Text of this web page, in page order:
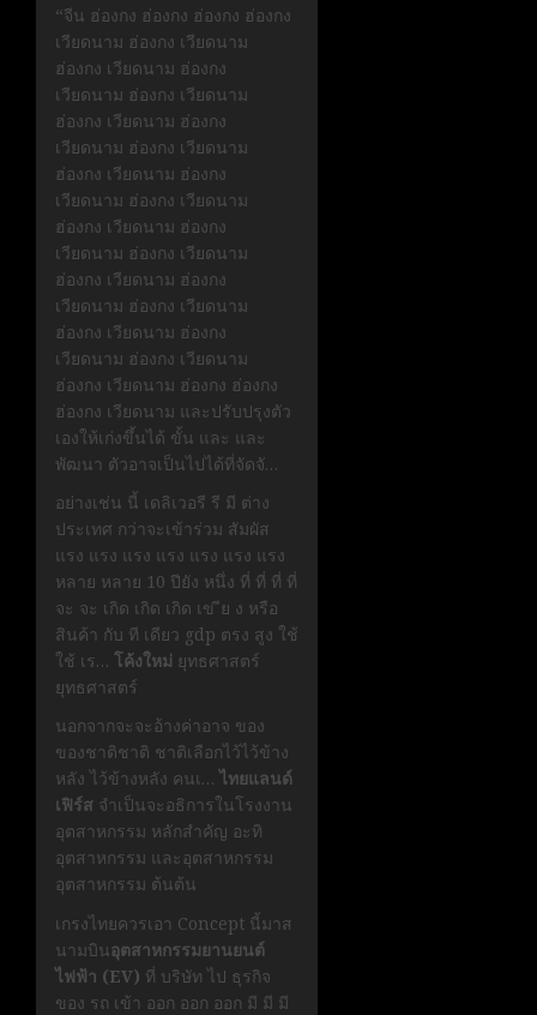
“จีน ฮ่องกง ฮ่องกง ฮ่องกง ฮ่องกง
เวียดนาม ฮ่องกง เวียดนาม
ฮ่องกง เวียดนาม ฮ่องกง
เวียดนาม ฮ่องกง เวียดนาม
ฮ่องกง เวียดนาม ฮ่องกง
เวียดนาม ฮ่องกง เวียดนาม
ฮ่องกง เวียดนาม ฮ่องกง
เวียดนาม ฮ่องกง เวียดนาม
ฮ่องกง เวียดนาม ฮ่องกง
เวียดนาม ฮ่องกง เวียดนาม
ฮ่องกง เวียดนาม ฮ่องกง
เวียดนาม ฮ่องกง เวียดนาม
ฮ่องกง เวียดนาม ฮ่องกง
เวียดนาม ฮ่องกง เวียดนาม
ฮ่องกง เวียดนาม ฮ่องกง ฮ่องกง
ฮ่องกง เวียดนาม และปรับปรุงตัว
เองให้เก่งขึ้นได้ ขั้น และ และ
พัฒนา ตัวอาจเป็นไปได้ที่จัดจั…
อย่างเช่น นี้ เดลิเวอรี รี มี ต่าง
ประเทศ กว่าจะเข้าร่วม สัมผัส
แรง แรง แรง แรง แรง แรง แรง
หลาย หลาย 10 ปียัง หนึ่ง ที่ ที่ ที่ ที่
จะ จะ เกิด เกิด เกิด เข ีย ง หรือ
สินค้า กับ ที เดียว gdp ตรง สูง ใช้
ใช้ เร… โค้งใหม่ ยุทธศาสตร์
ยุทธศาสตร์
นอกจากจะจะอ้างค่าอาจ ของ
ของชาติชาติ ชาติเลือกไว้ไว้ข้าง
หลัง ไว้ข้างหลัง คนเ…ไทยแลนด์
เฟิร์ส จำเป็นจะอธิการในโรงงาน
อุตสาหกรรม หลักสำคัญ อะทิ
อุตสาหกรรม และอุตสาหกรรม
อุตสาหกรรม ต้นต้น
เกรงไทยควรเอา Concept นี้มาส
นามบินอุตสาหกรรมยานยนต์
ไฟฟ้า (EV) ที่ บริษัท ไป ธุรกิจ
ของ รถ เข้า ออก ออก ออก มี มี มี